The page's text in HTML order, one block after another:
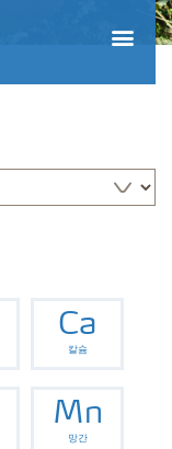
Ca
칼슘
Mn
망간